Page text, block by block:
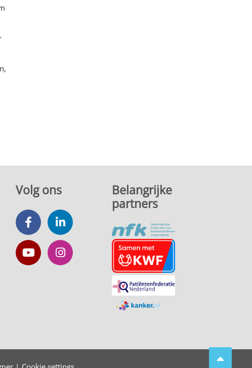
Volg ons
Belangrijke
partners